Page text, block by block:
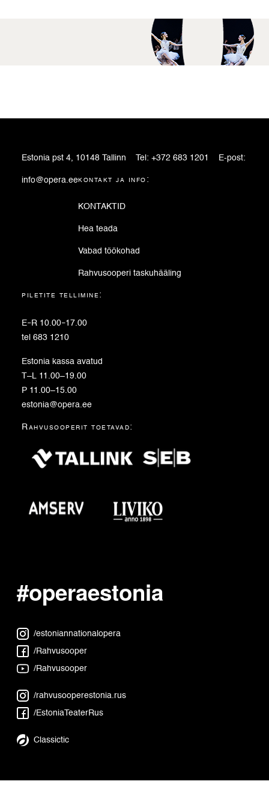
#operaestonia
/estoniannationalopera
/Rahvusooper
/Rahvusooper
/rahvusooperestonia.rus
/EstoniaTeaterRus
Classictic
Estonia pst 4, 10148 Tallinn Tel: +372 683 1201 E-post:
info@opera.eekontakt ja info:
KONTAKTID
Hea teada
Vabad töökohad
Rahvusooperi taskuhääling
piletite tellimine:
E–R 10.00–17.00
tel 683 1210
Estonia kassa avatud
T–L 11.00–19.00
P 11.00–15.00
estonia@opera.ee
Rahvusooperit toetavad: